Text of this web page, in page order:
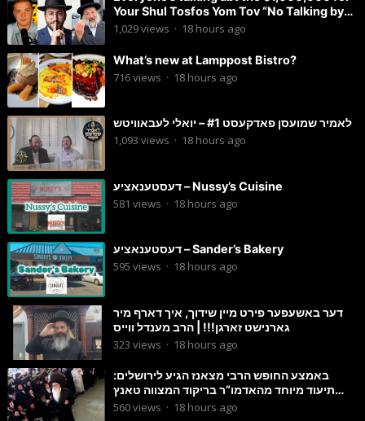
Your Shul Tosfos Yom Tov “No Talking by
Davening” movement
1,029views · 18 hours ago
What’s new at Lamppost Bistro?
716views · 18 hours ago
לאמיר שמועסן פאדקעסט #1 – יואלי לעבאוויטש
1,093 views · 18 hours ago
דעסטענאציע – Nussy’s Cuisine
581 views · 18 hours ago
דעסטענאציע – Sander’s Bakery
595 views · 18 hours ago
דער באשעפער פירט מיין שידוך, איך דארף מיר
גארנישט זארגן!!! | הרב מענדל ווייס
323 views · 18 hours ago
באמצע החופש הרבי מצאנז הגיע לירושלים:
תיעוד מיוחד מהאדמו”ר בריקוד המצווה טאנץ
בשמחת בית סטרפקוב
560views · 18 hours ago